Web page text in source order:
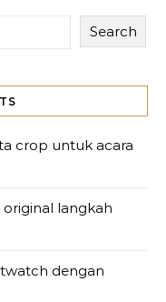
Search
crop untuk acara
langkah
dengan